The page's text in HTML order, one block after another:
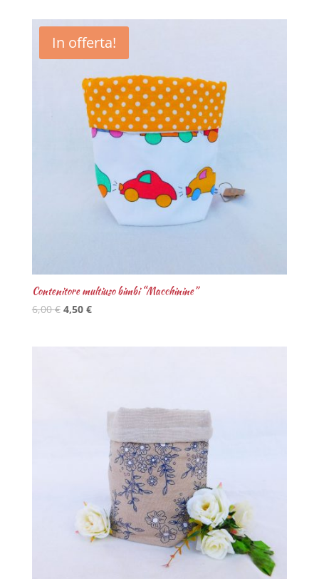
In offerta!
Contenitore multiuso bimbi “Macchinine”
6,00€ 4,50 €